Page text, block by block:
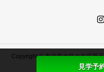
Copyright © 東北最大級の住宅展
見学予